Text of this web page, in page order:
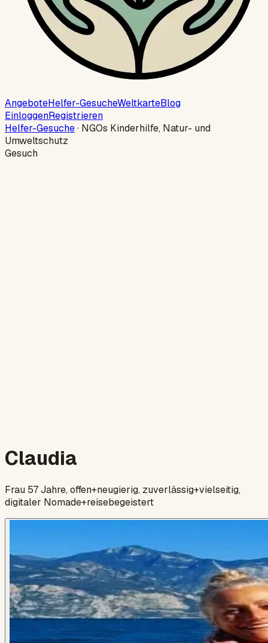
AngeboteHelfer-GesucheWeltkarteBlog
EinloggenRegistrieren
Helfer-Gesuche· NGOs Kinderhilfe, Natur- und
Umweltschutz
Gesuch
Claudia
Frau 57 Jahre, offen+neugierig, zuverlässig+vielseitig,
digitaler Nomade+reisebegeistert